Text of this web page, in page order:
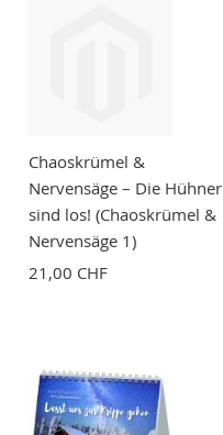
Chaoskrümel &
Nervensäge – Die Hühner
sind los! (Chaoskrümel &
Nervensäge 1)
21,00 CHF